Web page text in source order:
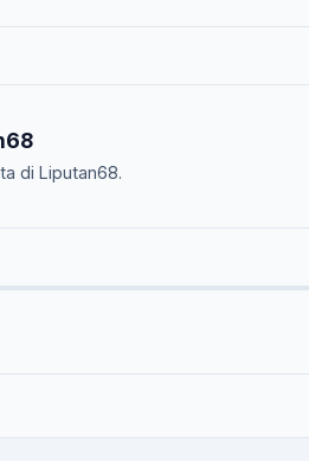
di Liputan68.